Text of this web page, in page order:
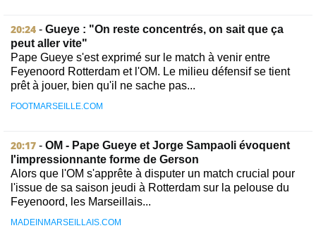
20:24 - Gueye : "On reste concentrés, on sait que ça
peut aller vite"
Pape Gueye s'est exprimé sur le match à venir entre
Feyenoord Rotterdam et l'OM. Le milieu défensif se tient
prêt à jouer, bien qu'il ne sache pas...
FOOTMARSEILLE.COM
20:17 - OM - Pape Gueye et Jorge Sampaoli évoquent
l'impressionnante forme de Gerson
Alors que l'OM s'apprête à disputer un match crucial pour
l'issue de sa saison jeudi à Rotterdam sur la pelouse du
Feyenoord, les Marseillais...
MADEINMARSEILLAIS.COM